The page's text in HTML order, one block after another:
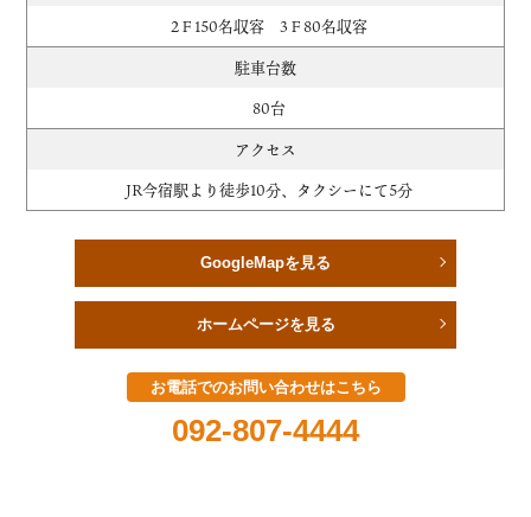
2Ｆ150名収容 3Ｆ80名収容
駐車台数
80台
アクセス
JR今宿駅より徒歩10分、タクシーにて5分
GoogleMapを見る
ホームページを見る
お電話でのお問い合わせはこちら
092-807-4444